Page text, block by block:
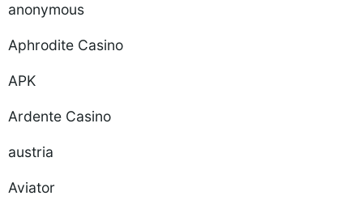
anonymous
Aphrodite Casino
APK
Ardente Casino
austria
Aviator